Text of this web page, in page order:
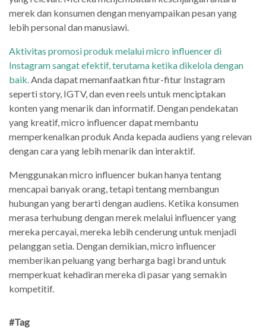
merek dan konsumen dengan menyampaikan pesan yang
lebih personal dan manusiawi.
Aktivitas promosi produk melalui micro influencer di
Instagram sangat efektif, terutama ketika dikelola dengan
baik.Anda dapat memanfaatkan fitur-fitur Instagram
seperti story, IGTV, dan even reels untuk menciptakan
konten yang menarik dan informatif. Dengan pendekatan
yang kreatif, micro influencer dapat membantu
memperkenalkan produk Anda kepada audiens yang relevan
dengan cara yang lebih menarik dan interaktif.
Menggunakan micro influencer bukan hanya tentang
mencapai banyak orang, tetapi tentang membangun
hubungan yang berarti dengan audiens. Ketika konsumen
merasa terhubung dengan merek melalui influencer yang
mereka percayai, mereka lebih cenderung untuk menjadi
pelanggan setia. Dengan demikian, micro influencer
memberikan peluang yang berharga bagi brand untuk
memperkuat kehadiran mereka di pasar yang semakin
kompetitif.
#Tag